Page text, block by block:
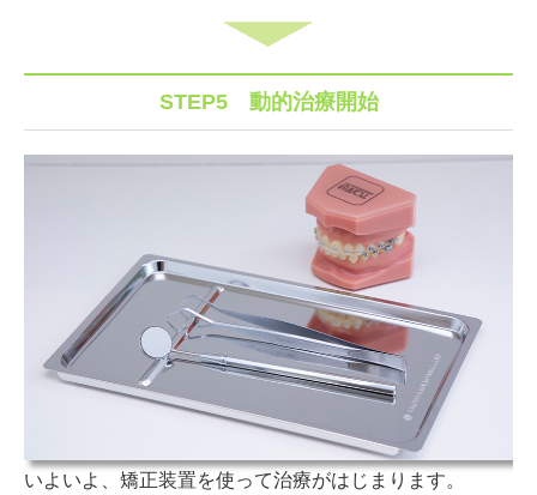
STEP5 動的治療開始
いよいよ、矯正装置を使って治療がはじまります。